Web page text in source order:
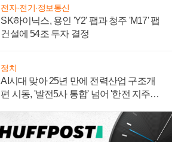
전자·전기·정보통신
SK하이닉스, 용인 'Y2' 팹과 청주 'M17' 팹
건설에 54조 투자 결정
정치
AI시대 맞아 25년 만에 전력산업 구조개
편 시동, '발전5사 통합' 넘어 '한전 지주사'